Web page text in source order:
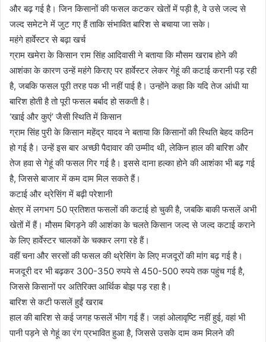
और बढ़ गई है। जिन किसानों की फसल कटकर खेतों में पड़ी है, वे उसे जल्द से
जल्द समेटने में जुट गए हैं ताकि संभावित बारिश से बचाया जा सके।
महंगे हार्वेस्टर से बढ़ा खर्च
ग्राम खमेरा के किसान राम सिंह आदिवासी ने बताया कि मौसम खराब होने की
आशंका के कारण उन्हें महंगे किराए पर हार्वेस्टर लेकर गेहूं की कटाई करानी पड़ रही
है, जबकि फसल पूरी तरह पक भी नहीं पाई है। उन्होंने कहा कि यदि तेज आंधी या
बारिश होती है तो पूरी फसल बर्बाद हो सकती है।
‘खाई और कुएं’ जैसी स्थिति में किसान
ग्राम सिंह पुरी के किसान महेंद्र यादव ने बताया कि किसानों की स्थिति बेहद कठिन
हो गई है। उन्हें इस बार अच्छी पैदावार की उम्मीद थी, लेकिन हाल की बारिश और
तेज हवा से गेहूं की फसल गिर गई है। इससे दाना हल्का होने की आशंका भी बढ़ गई
है, जिससे बाजार में कम दाम मिल सकते हैं।
कटाई और थ्रेसिंग में बढ़ी परेशानी
क्षेत्र में लगभग 50 प्रतिशत फसलों की कटाई हो चुकी है, जबकि बाकी फसलें अभी
खेतों में हैं। मौसम बिगड़ने की आशंका के चलते किसान जल्द से जल्द कटाई कराने
के लिए हार्वेस्टर चालकों के चक्कर लगा रहे हैं।
वहीं चना और सरसों की फसल की थ्रेसिंग के लिए मजदूरों की मांग बढ़ गई है।
मजदूरी दर भी बढ़कर 300-350 रुपये से 450-500 रुपये तक पहुंच गई है,
जिससे किसानों पर अतिरिक्त आर्थिक बोझ पड़ रहा है।
बारिश से कटी फसलें हुईं खराब
हाल की बारिश से कई जगह फसलें भीग गई हैं। जहां ओलावृष्टि नहीं हुई, वहां भी
पानी पड़ने से गेहूं का रंग प्रभावित हुआ है, जिससे उसके दाम कम मिलने की